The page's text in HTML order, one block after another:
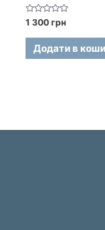
Оцінено
в
0
1 300грн
Додати в